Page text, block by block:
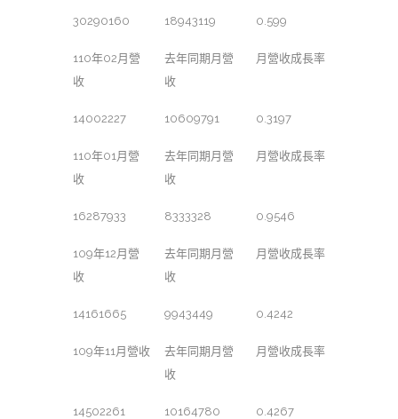
30290160 18943119 0.599
110年02月營
收
去年同期月營
收
月營收成長率
14002227 10609791 0.3197
110年01月營
收
去年同期月營
收
月營收成長率
16287933 8333328 0.9546
109年12月營
收
去年同期月營
收
月營收成長率
14161665 9943449 0.4242
109年11月營收
去年同期月營
收
月營收成長率
14502261 10164780 0.4267